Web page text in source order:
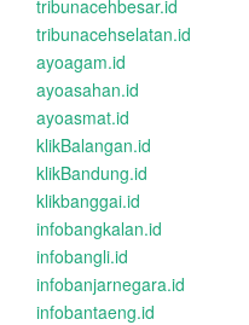
tribunacehbesar.id
tribunacehselatan.id
ayoagam.id
ayoasahan.id
ayoasmat.id
klikBalangan.id
klikBandung.id
klikbanggai.id
infobangkalan.id
infobangli.id
infobanjarnegara.id
infobantaeng.id